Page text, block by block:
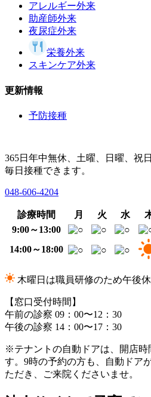
アレルギー外来
助産師外来
夜尿症外来
栄養外来
スキンケア外来
更新情報
予防接種
365日年中無休、土曜、日曜、祝
毎日接種できます。
048-606-4204
診療時間 月 火 水
9:00～13:00
14:00～18:00
木曜日は職員研修のため午後休
【窓口受付時間】
午前の診察 09：00〜12：30
午後の診察 14：00〜17：30
※テナントの自動ドアは、開店時
す。9時の予約の方も、自動ドア
ただき、ご来院くださいませ。